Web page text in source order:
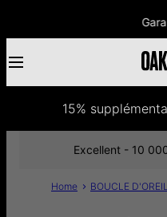
15%
Home BOUCLE
Excellent - 10